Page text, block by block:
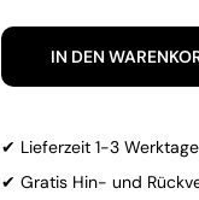
IN DEN
✔ Lieferzeit 1-3 Werktage
✔ Gratis Hin- und